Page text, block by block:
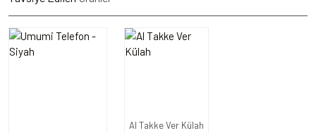
Al Takke Ver Külah